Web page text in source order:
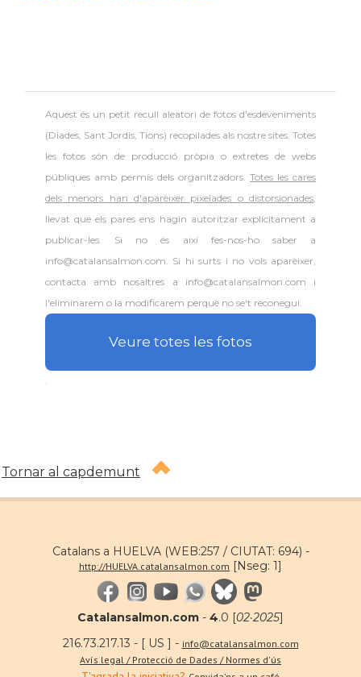
Aquest és un petit recull aleatori defotos d'esdeveniments
(Diades, Sant Jordis, Tions) recopilades als nostre sites. Totes
les fotos són de producció pròpia o extretes de webs
públiques amb permís dels organitzadors.Totes les cares
dels menors han d'aparèixer pixelades o distorsionades,
llevat que els pares ens hagin autoritzar explícitament a
publicar-les. Si no és així fes-nos-ho saber a
info@catalansalmon.com. Si hi surts i no vols aparèixer,
contacta amb nosaltres a info@catalansalmon.com i
l'eliminarem o la modificarem perquè no se't reconegui.
Veure totes les fotos
Tornar al capdemunt
Catalans a HUELVA (WEB:257 / CIUTAT: 694) -
http://HUELVA.catalansalmon.com [Nseg: 1]
Catalansalmon.com - 4.0 [02·2025]
216.73.217.13 - [ US ] - info@catalansalmon.com
Avís legal / Protecció de Dades / Normes d'ús